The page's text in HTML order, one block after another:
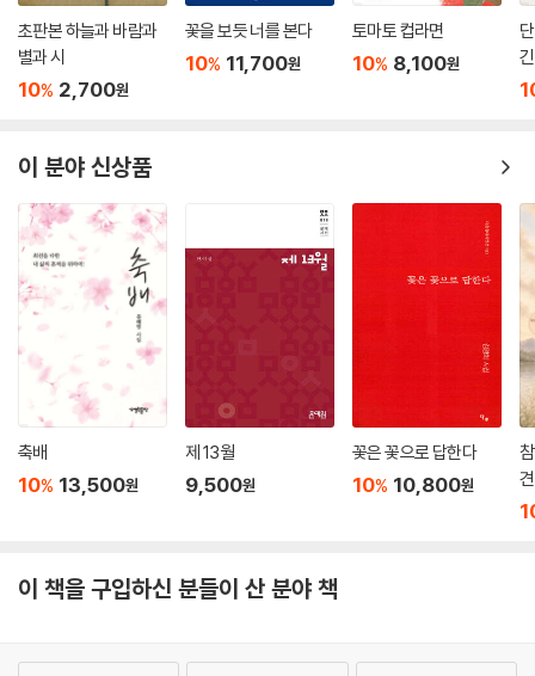
오브제는 정수월의 시적 정서의 등가물이며, 카페 마당의 화초나 잔디도
역시 그렇다. 원래 시인은 일상적 자아로 시를 쓰지 않는다. 시인은 일상적
자아를 넘어서 내포적 시인이 되어 시를 쓰는 것이다. 정수월 시인은 그렇
지 않을 것 같다. 일상적 자아와 시적 자아를 굳이 구분하지 않아도 될 것
을 넘나든다.
시의 길이 꿈틀거린다
새는 날아가고 비가 내리고
은행잎 떨어지고
내가 걸어간다
은유의 날개로 내려앉은 길
자연스레 걸음과 걸음 사이
장단이 있다
길에 깔려 있는 몽상
길이 보인다 문장이 보인다
초판본 하늘과 바람과
별과 시
10% 2,700원
꽃을 보듯 너를 본다
10% 11,700원
토마토 컵라면
10% 8,100원
이 분야 신상품
축배
10% 13,500원
제 13월
9,500원
꽃은 꽃으로 답한다
10% 10,800원
이 책을 구입하신 분들이 산 분야 책